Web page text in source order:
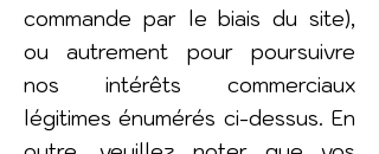
commande par le biais du site),
ou autrement pour poursuivre
nos intérêts commerciaux
légitimes énumérés ci-dessus. En